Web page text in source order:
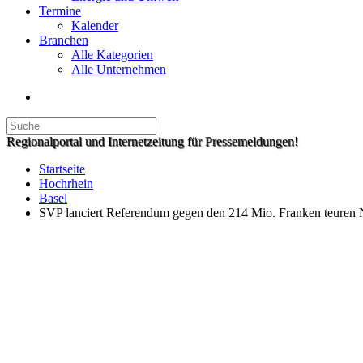
Termine
Kalender
Branchen
Alle Kategorien
Alle Unternehmen
Regionalportal und Internetzeitung für Pressemeldungen!
Startseite
Hochrhein
Basel
SVP lanciert Referendum gegen den 214 Mio. Franken teuren